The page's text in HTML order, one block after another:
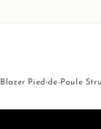
Blazer Pied-de-Poule